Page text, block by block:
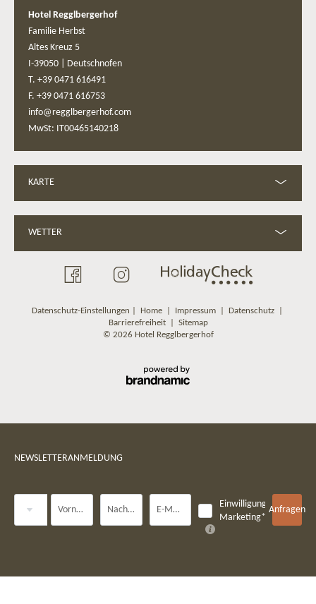
Hotel Regglbergerhof
Familie Herbst
Altes Kreuz 5
I-39050
Deutschnofen
T. +39 0471 616491
F. +39 0471 616753
info@regglbergerhof.com
MwSt: IT00465140218
KARTE
WETTER
Datenschutz-Einstellungen Home| Impressum| Datenschutz|
Barrierefreiheit| Sitemap
© 2026 Hotel Regglbergerhof
NEWSLETTERANMELDUNG
Vorname Nachname* E-Mail*
Einwilligung
Marketing*
Anfragen